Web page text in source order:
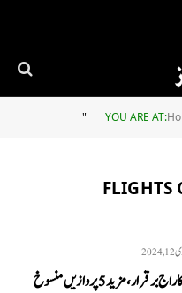
YOU ARE AT:
FLIGHTS
برقرار، مزید 5 پروازیں منسوخ